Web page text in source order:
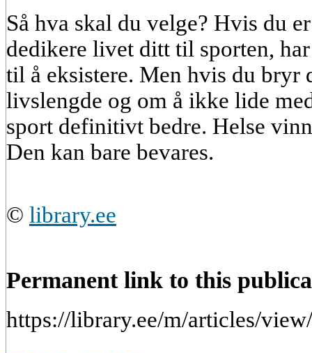
Så hva skal du velge? Hvis du
dedikere livet ditt til sporten,
til å eksistere. Men hvis du bryr
livslengde og om å ikke lide
sport definitivt bedre. Helse
Den kan bare bevares.
© library.ee
Permanent link to this
https://library.ee/m/articles/